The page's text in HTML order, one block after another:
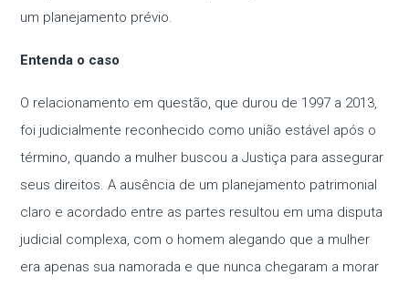
um planejamento prévio.
Entenda o caso
O relacionamento em questão, que durou de 1997 a 2013,
foi judicialmente reconhecido como união estável após o
término, quando a mulher buscou a Justiça para assegurar
seus direitos. A ausência de um planejamento patrimonial
claro e acordado entre as partes resultou em uma disputa
judicial complexa, com o homem alegando que a mulher
era apenas sua namorada e que nunca chegaram a morar